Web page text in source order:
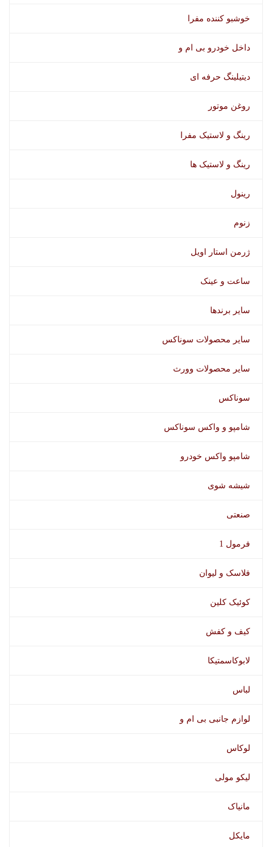
خوشبو کننده مفرا
داخل خودرو بی ام و
دیتیلینگ حرفه ای
روغن موتور
رینگ و لاستیک مفرا
رینگ و لاستیک ها
رینول
زنوم
ژرمن استار اویل
ساعت و عینک
سایر برندها
سایر محصولات سوناکس
سایر محصولات وورث
سوناکس
شامپو و واکس سوناکس
شامپو واکس خودرو
شیشه شوی
صنعتی
فرمول 1
فلاسک و لیوان
کوئیک کلین
کیف و کفش
لابوکاسمتیکا
لباس
لوازم جانبی بی ام و
لوکاس
لیکو مولی
مانیاک
مایکل